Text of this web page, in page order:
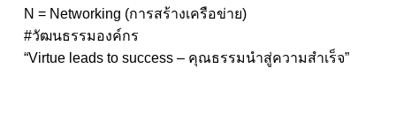
N = Networking (การสร้างเครือข่าย)
#วัฒนธรรมองค์กร
“Virtue leads to success – คุณธรรมนำสู่ความสำเร็จ”